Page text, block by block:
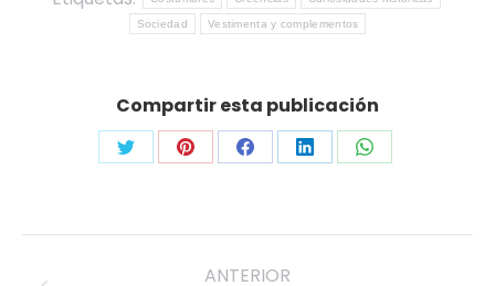
Sociedad Vestimenta y complementos
Compartir esta publicación
Share
Twitter
Share
Pinterest
Share
Facebook
Share
LinkedIn
Share
WhatsApp
Navegación
ANTERIOR